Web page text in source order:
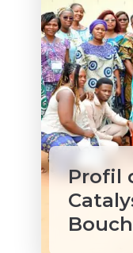
Profil